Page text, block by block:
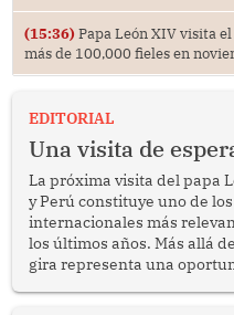
(15:36) Papa León XIV visita
más de 100,000 fieles en
EDITORIAL
Una visita de
La próxima visita del papa
y Perú constituye uno de
internacionales más
los últimos años. Más allá
gira representa una